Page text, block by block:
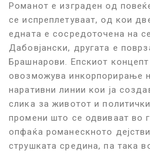
Романот е изграден од
се испреплетуваат, од кои
едната е сосредоточена на
Дабовјански, другата е
Брашнарови. Епскиот
овозможува инкорпорирање
наративни линии кои ја
слика за животот и
промени што се одвиваат во
опфаќа романескното
струшката средина, па така